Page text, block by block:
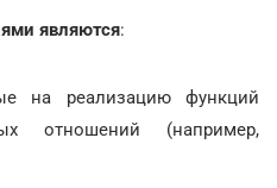
являются:
на реализацию функций
отношений (например,